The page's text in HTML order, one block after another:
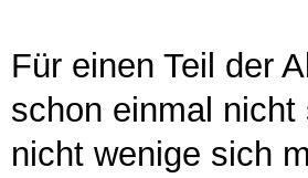
Für einen Teil der
schon einmal
nicht wenige sich